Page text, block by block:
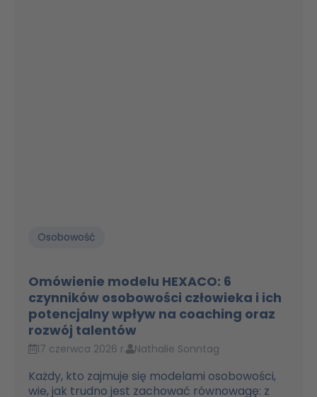
Osobowość
Omówienie modelu HEXACO: 6
czynników osobowości człowieka i ich
potencjalny wpływ na coaching oraz
rozwój talentów
17 czerwca 2026 r. Nathalie Sonntag
Każdy, kto zajmuje się modelami osobowości,
wie, jak trudno jest zachować równowagę: z